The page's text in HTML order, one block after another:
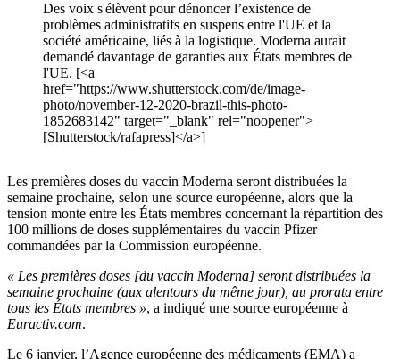
Des voix s'élèvent pour dénoncer l’existence de
problèmes administratifs en suspens entre l'UE et la
société américaine, liés à la logistique. Moderna aurait
demandé davantage de garanties aux États membres de
l'UE. [<a
href="https://www.shutterstock.com/de/image-
photo/november-12-2020-brazil-this-photo-
1852683142" target="_blank" rel="noopener">
[Shutterstock/rafapress]</a>]
Les premières doses du vaccin Moderna seront distribuées la
semaine prochaine, selon une source européenne, alors que la
tension monte entre les États membres concernant la répartition des
100 millions de doses supplémentaires du vaccin Pfizer
commandées par la Commission européenne.
« Les premières doses [du vaccin Moderna] seront distribuées la
semaine prochaine (aux alentours du même jour), au prorata entre
tous les États membres », a indiqué une source européenne à
Euractiv.com.
Le 6 janvier, l’Agence européenne des médicaments (EMA) a